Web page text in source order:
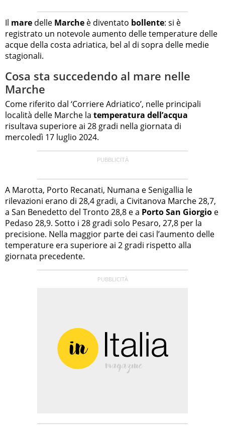
Il mare delle Marche è diventato bollente: si è
registrato un notevole aumento delle temperature delle
acque della costa adriatica, bel al di sopra delle medie
stagionali.
Cosa sta succedendo al mare nelle
Marche
Come riferito dal ‘Corriere Adriatico’, nelle principali
località delle Marche la temperatura dell’acqua
risultava superiore ai 28 gradi nella giornata di
mercoledì 17 luglio 2024.
A Marotta, Porto Recanati, Numana e Senigallia le
rilevazioni erano di 28,4 gradi, a Civitanova Marche 28,7,
a San Benedetto del Tronto 28,8 e a Porto San Giorgio e
Pedaso 28,9. Sotto i 28 gradi solo Pesaro, 27,8 per la
precisione. Nella maggior parte dei casi l’aumento delle
temperature era superiore ai 2 gradi rispetto alla
giornata precedente.